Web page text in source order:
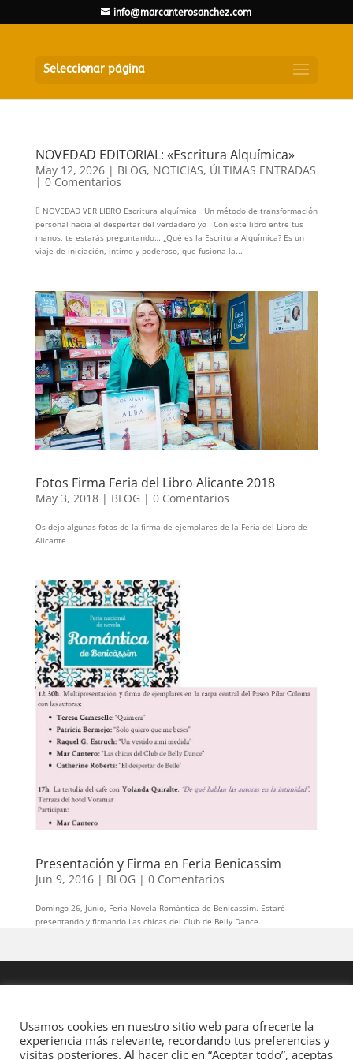
info@marcanterosanchez.com
Seleccionar página
NOVEDAD EDITORIAL: «Escritura Alquímica»
May 12, 2026| BLOG, NOTICIAS, ÚLTIMAS ENTRADAS
| 0 Comentarios
 NOVEDAD VER LIBRO Escritura alquímica Un método de transformación
personal hacia el despertar del verdadero yo Con este libro entre tus
manos, te estarás preguntando… ¿Qué es la Escritura Alquímica? Es un
viaje de iniciación, íntimo y poderoso, que fusiona la...
Fotos Firma Feria del Libro Alicante 2018
May 3, 2018| BLOG | 0 Comentarios
Os dejo algunas fotos de la firma de ejemplares de la Feria del Libro de
Alicante
Presentación y Firma en Feria Benicassim
Jun 9, 2016| BLOG | 0 Comentarios
Domingo 26, Junio, Feria Novela Romántica de Benicassim. Estaré
presentando y firmando Las chicas del Club de Belly Dance.
Usamos cookies en nuestro sitio web para ofrecerte la
experiencia más relevante, recordando tus preferencias y
visitas posteriores. Al hacer clic en “Aceptar todo”, aceptas